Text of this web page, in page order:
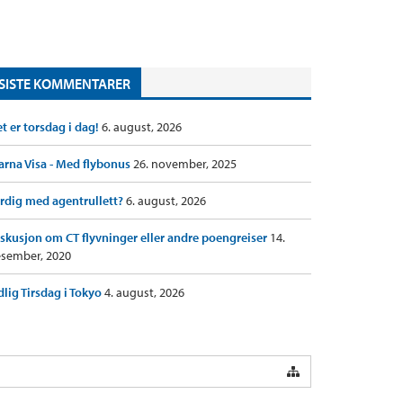
KOMMENTARER
er torsdag i dag! 6. august, 2026
Visa - Med flybonus26. november, 2025
med agentrullett?6. august, 2026
om CT flyvninger eller andre poengreiser 14.
2020
Tirsdag i Tokyo4. august, 2026